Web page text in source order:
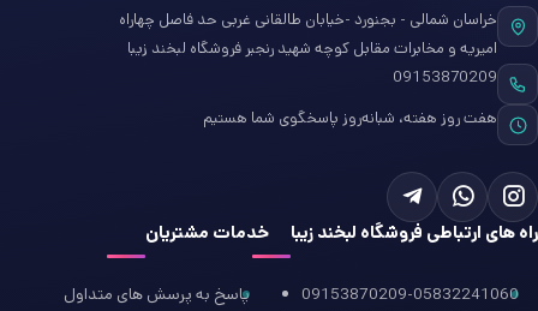
خراسان شمالی - بجنورد -خیابان طالقانی غربی حد فاصل چهاراه
امیریه و مخابرات مقابل کوچه شهید رنجبر فروشگاه لبخند زیبا
09153870209
هفت روز هفته، شبانه‌روز پاسخگوی شما هستیم
راه های ارتباطی فروشگاه لبخند زیبا
09153870209-05832241060
خدمات مشتریان
پاسخ به پرسش های متداول